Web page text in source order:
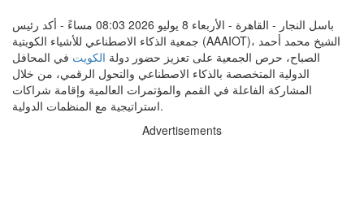
باسل النجار - القاهرة - الأربعاء 8 يوليو 2026 08:03 مساءً - أكد رئيس
جمعية الذكاء الاصطناعي للأشياء الكويتية (AAAIOT)، الشيخ محمد أحمد
الصباح، حرص الجمعية على تعزيز حضور دولة الكويت في المحافل
الدولية المتخصصة بالذكاء الاصطناعي والتحول الرقمي، من خلال
المشاركة الفاعلة في القمم والمؤتمرات العالمية وإقامة شراكات
استراتيجية مع المنظمات الدولية.
Advertisements